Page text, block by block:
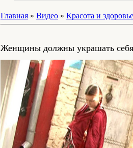
Главная » Видео » Красота и здоровье
Женщины должны украшать себя